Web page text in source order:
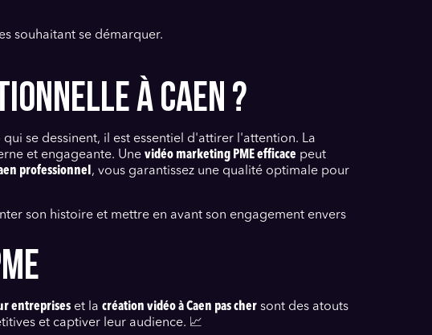
souhaitant se démarquer.
À CAEN ?
se dessinent, il est essentiel d'attirer l'attention. La
et engageante. Une vidéo marketing PME efficace peut
professionnel , vous garantissez une qualité optimale pour
son histoire et mettre en avant son engagement envers
entreprises et la création vidéo à Caen pas cher sont des atouts
et captiver leur audience. 📈